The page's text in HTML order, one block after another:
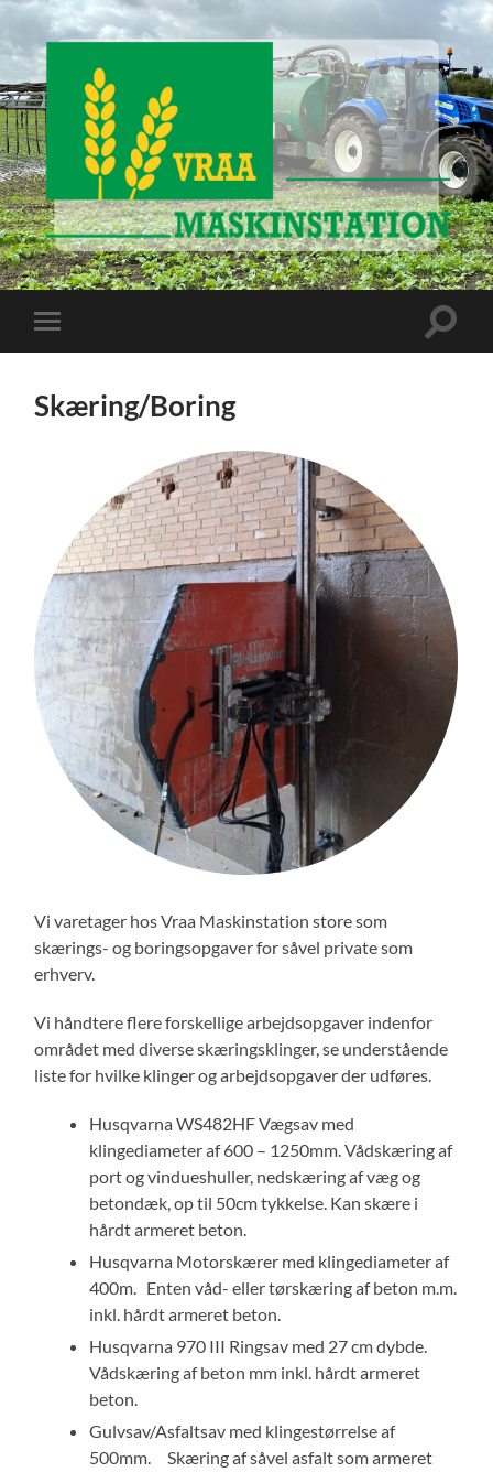
www.vraa-
maskinstation.dk
mobile
Toggle
Skæring/Boring
Vi varetager hos Vraa Maskinstation store som
skærings- og boringsopgaver for såvel private som
erhverv.
Vi håndtere flere forskellige arbejdsopgaver indenfor
området med diverse skæringsklinger, se understående
liste for hvilke klinger og arbejdsopgaver der udføres.
Husqvarna WS482HF Vægsav med
klingediameter af 600 – 1250mm. Vådskæring af
port og vindueshuller, nedskæring af væg og
betondæk, op til 50cm tykkelse. Kan skære i
hårdt armeret beton.
Husqvarna Motorskærer med klingediameter af
400m. Enten våd- eller tørskæring af beton m.m.
inkl. hårdt armeret beton.
Husqvarna 970 III Ringsav med 27 cm dybde.
Vådskæring af beton mm inkl. hårdt armeret
beton.
Gulvsav/Asfaltsav med klingestørrelse af
500mm. Skæring af såvel asfalt som armeret